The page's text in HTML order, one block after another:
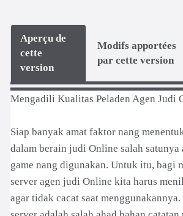
Aperçu de
cette
version
Modifs apportées
par cette version